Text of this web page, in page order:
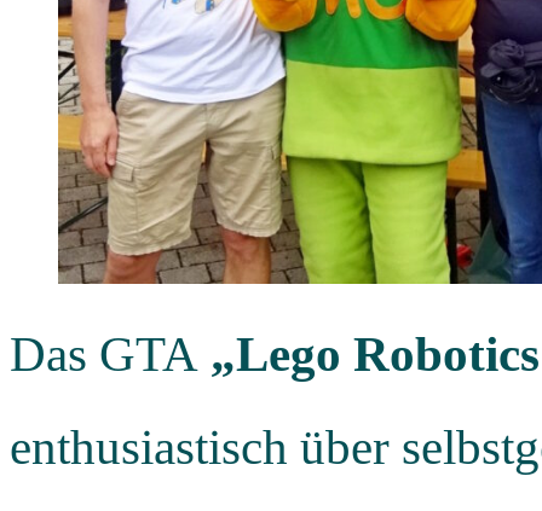
Das GTA „Lego
enthusiastisch über